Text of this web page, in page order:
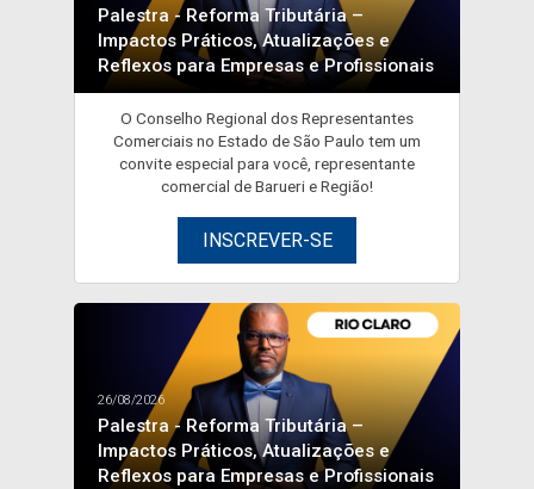
Palestra - Reforma Tributária –
Impactos Práticos, Atualizações e
Reflexos para Empresas e Profissionais
O Conselho Regional dos Representantes
Comerciais no Estado de São Paulo tem um
convite especial para você, representante
comercial de Barueri e Região!
INSCREVER-SE
26/08/2026
Palestra - Reforma Tributária –
Impactos Práticos, Atualizações e
Reflexos para Empresas e Profissionais